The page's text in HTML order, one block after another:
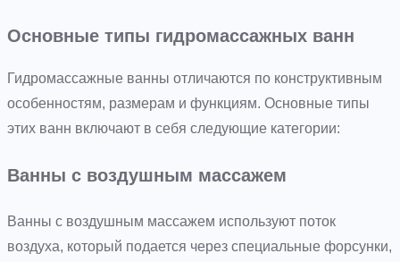
Основные типы гидромассажных ванн
Гидромассажные ванны отличаются по конструктивным
особенностям, размерам и функциям. Основные типы
этих ванн включают в себя следующие категории:
Ванны с воздушным массажем
Ванны с воздушным массажем используют поток
воздуха, который подается через специальные форсунки,